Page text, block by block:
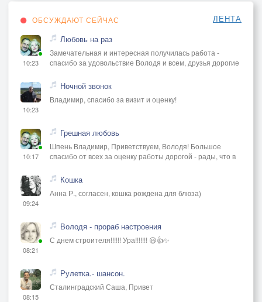
ОБСУЖДАЮТ СЕЙЧАС ЛЕНТА
10:23
Любовь на раз
Замечательная и интересная получилась работа -
спасибо за удовольствие Володя и всем, друзья дорогие
10:23
Ночной звонок
Владимир, спасибо за визит и оценку!
10:17
Грешная любовь
Шпень Владимир, Приветствуем, Володя! Большое
спасибо от всех за оценку работы дорогой - рады, что в
09:24
Кошка
Анна Р., согласен, кошка рождена для блюза)
08:21
Володя - прораб настроения
С днем строителя!!!!!! Ура!!!!!!! 😃👍✨
08:15
Рулетка.- шансон.
Сталинградский Саша, Привет